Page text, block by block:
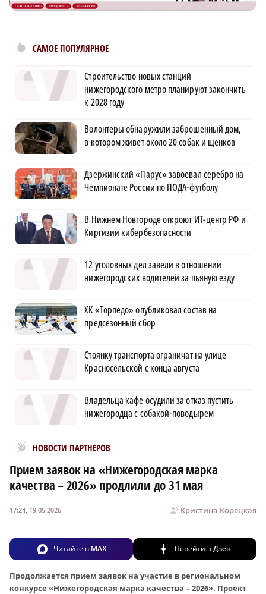
САМОЕ ПОПУЛЯРНОЕ
Строительство новых станций
нижегородского метро планируют закончить
к 2028 году
Волонтеры обнаружили заброшенный дом,
в котором живет около 20 собак и щенков
Дзержинский «Парус» завоевал серебро на
Чемпионате России по ПОДА-футболу
В Нижнем Новгороде откроют ИТ-центр РФ и
Киргизии кибербезопасности
12 уголовных дел завели в отношении
нижегородских водителей за пьяную езду
ХК «Торпедо» опубликовал состав на
предсезонный сбор
Стоянку транспорта ограничат на улице
Красносельской с конца августа
Владельца кафе осудили за отказ пустить
нижегородца с собакой-поводырем
НОВОСТИ ПАРТНЕРОВ
Новости МирТесен
Прием заявок на «Нижегородская марка
качества – 2026» продлили до 31 мая
Кристина Корецкая
17:24, 19.05.2026
Читайте в MAX Перейти вДзен
Продолжается прием заявок на участие в региональном
конкурсе «Нижегородская марка качества – 2026». Проект